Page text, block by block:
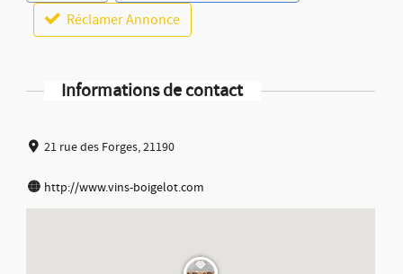
Réclamer Annonce
Informations de contact
21 rue des Forges, 21190
http://www.vins-boigelot.com